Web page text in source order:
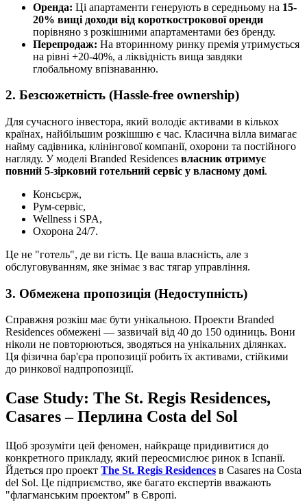
Оренда: Ці апартаменти генерують в середньому на 15-
20% вищі доходи від короткострокової оренди
порівняно з розкішними апартаментами без бренду.
Перепродаж: На вторинному ринку премія утримується
на рівні +20-40%, а ліквідність вища завдяки
глобальному впізнаванню.
2. Безсюжетність (Hassle-free ownership)
Для сучасного інвестора, який володіє активами в кількох
країнах, найбільшим розкішшю є час. Класична вілла вимагає
найму садівника, клінінгової компанії, охорони та постійного
нагляду. У моделі Branded Residences власник отримує
повний 5-зірковий готельний сервіс у власному домі.
Консьєрж,
Рум-сервіс,
Wellness і SPA,
Охорона 24/7.
Це не "готель", де ви гість. Це ваша власність, але з
обслуговуванням, яке знімає з вас тягар управління.
3. Обмежена пропозиція (Недоступність)
Справжня розкіш має бути унікальною. Проекти Branded
Residences обмежені — зазвичай від 40 до 150 одиниць. Вони
ніколи не повторюються, зводяться на унікальних ділянках.
Ця фізична бар'єра пропозиції робить їх активами, стійкими
до ринкової надпропозиції.
Case Study: The St. Regis Residences,
Casares – Перлина Costa del Sol
Щоб зрозуміти цей феномен, найкраще придивитися до
конкретного прикладу, який переосмислює ринок в Іспанії.
Йдеться про проект The St. Regis Residences в Casares на Costa
del Sol. Це підприємство, яке багато експертів вважають
"флагманським проектом" в Європі.